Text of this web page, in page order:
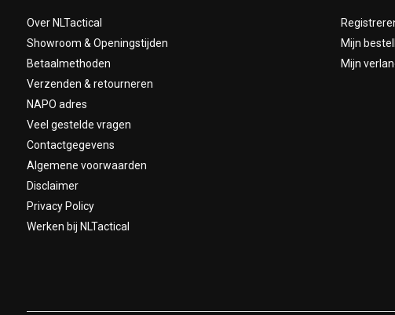
Over NLTactical
Showroom & Openingstijden
Betaalmethoden
Verzenden & retourneren
NAPO adres
Veel gestelde vragen
Contactgegevens
Algemene voorwaarden
Disclaimer
Privacy Policy
Werken bij NLTactical
Mijn
Mijn